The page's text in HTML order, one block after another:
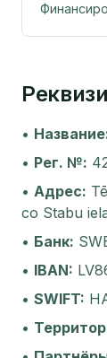
• Название
• Рег. №:
• Адрес:
со Stabu
• Банк:
• IBAN:
• SWIFT:
•